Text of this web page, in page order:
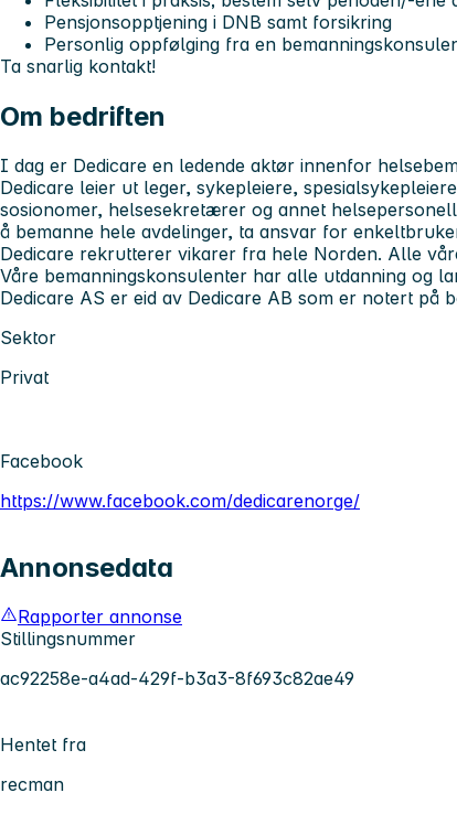
Pensjonsopptjening i DNB samt forsikring
Personlig oppfølging fra en
Ta snarlig kontakt!
Om bedriften
I dag er Dedicare en ledende aktør innenfor
Dedicare leier ut leger, sykepleiere,
sosionomer, helsesekretærer og annet
å bemanne hele avdelinger, ta ansvar for
Dedicare rekrutterer vikarer fra hele Norden. Alle
Våre bemanningskonsulenter har alle utdanning og
Dedicare AS er eid av Dedicare AB som er notert på
Sektor
Privat
Facebook
https://www.facebook.com/dedicarenorge/
Annonsedata
Rapporter annonse
Stillingsnummer
ac92258e-a4ad-429f-b3a3-8f693c82ae49
Hentet fra
recman